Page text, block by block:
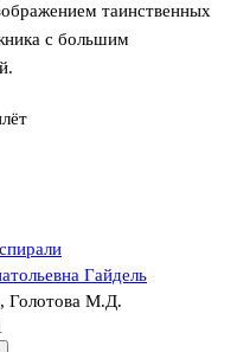
таинственных
с большим
Гайдель
, Голотова М.Д.